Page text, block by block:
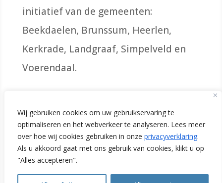
Wij gebruiken cookies om uw gebruikservaring te
optimaliseren en het webverkeer te analyseren. Lees meer
over hoe wij cookies gebruiken in onze privacyverklaring.
Als u akkoord gaat met ons gebruik van cookies, klikt u op
"Alles accepteren".
initiatief van de gemeenten:
Beekdaelen, Brunssum, Heerlen,
Kerkrade, Landgraaf, Simpelveld en
Voerendaal.
Initiatiefnemers